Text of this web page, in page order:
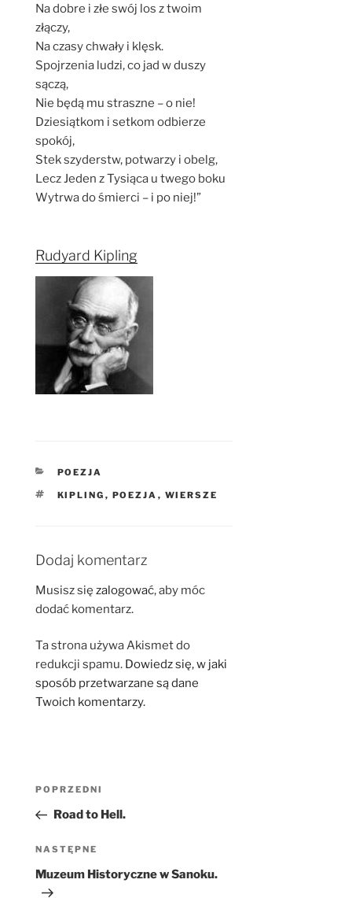
Na dobre i złe swój los z twoim
złączy,
Na czasy chwały i klęsk.
Spojrzenia ludzi, co jad w duszy
sączą,
Nie będą mu straszne – o nie!
Dziesiątkom i setkom odbierze
spokój,
Stek szyderstw, potwarzy i obelg,
Lecz Jeden z Tysiąca u twego boku
Wytrwa do śmierci – i po niej!”
Rudyard Kipling
KATEGORIE
POEZJA
TAGI
KIPLING , POEZJA , WIERSZE
Dodaj komentarz
Musisz się zalogować, aby móc
dodać komentarz.
Ta strona używa Akismet do
redukcji spamu. Dowiedz się, w jaki
sposób przetwarzane są dane
Twoich komentarzy.
Nawigacja
Poprzedni
wpis
POPRZEDNI
Road to Hell.
Następny
wpis
NASTĘPNE
Muzeum Historyczne w Sanoku.